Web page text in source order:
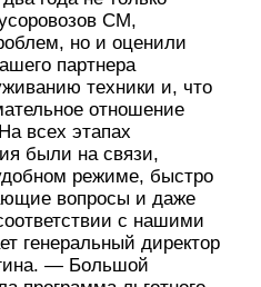
СМ,
но и оценили
партнера
техники и, что
отношение
всех этапах
были на связи,
режиме, быстро
вопросы и даже
с нашими
генеральный директор
— Большой